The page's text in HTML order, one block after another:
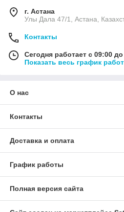
г. Астана
Улы Дала 47/1, Астана,
Контакты
Сегодня работает с 09:00
Показать весь график
О нас
Контакты
Доставка и оплата
График работы
Полная версия сайта